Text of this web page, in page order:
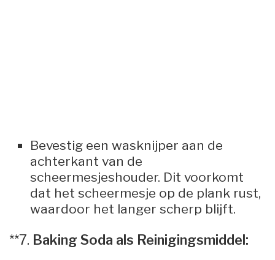
Bevestig een wasknijper aan de
achterkant van de
scheermesjeshouder. Dit voorkomt
dat het scheermesje op de plank rust,
waardoor het langer scherp blijft.
**7. Baking Soda als Reinigingsmiddel: